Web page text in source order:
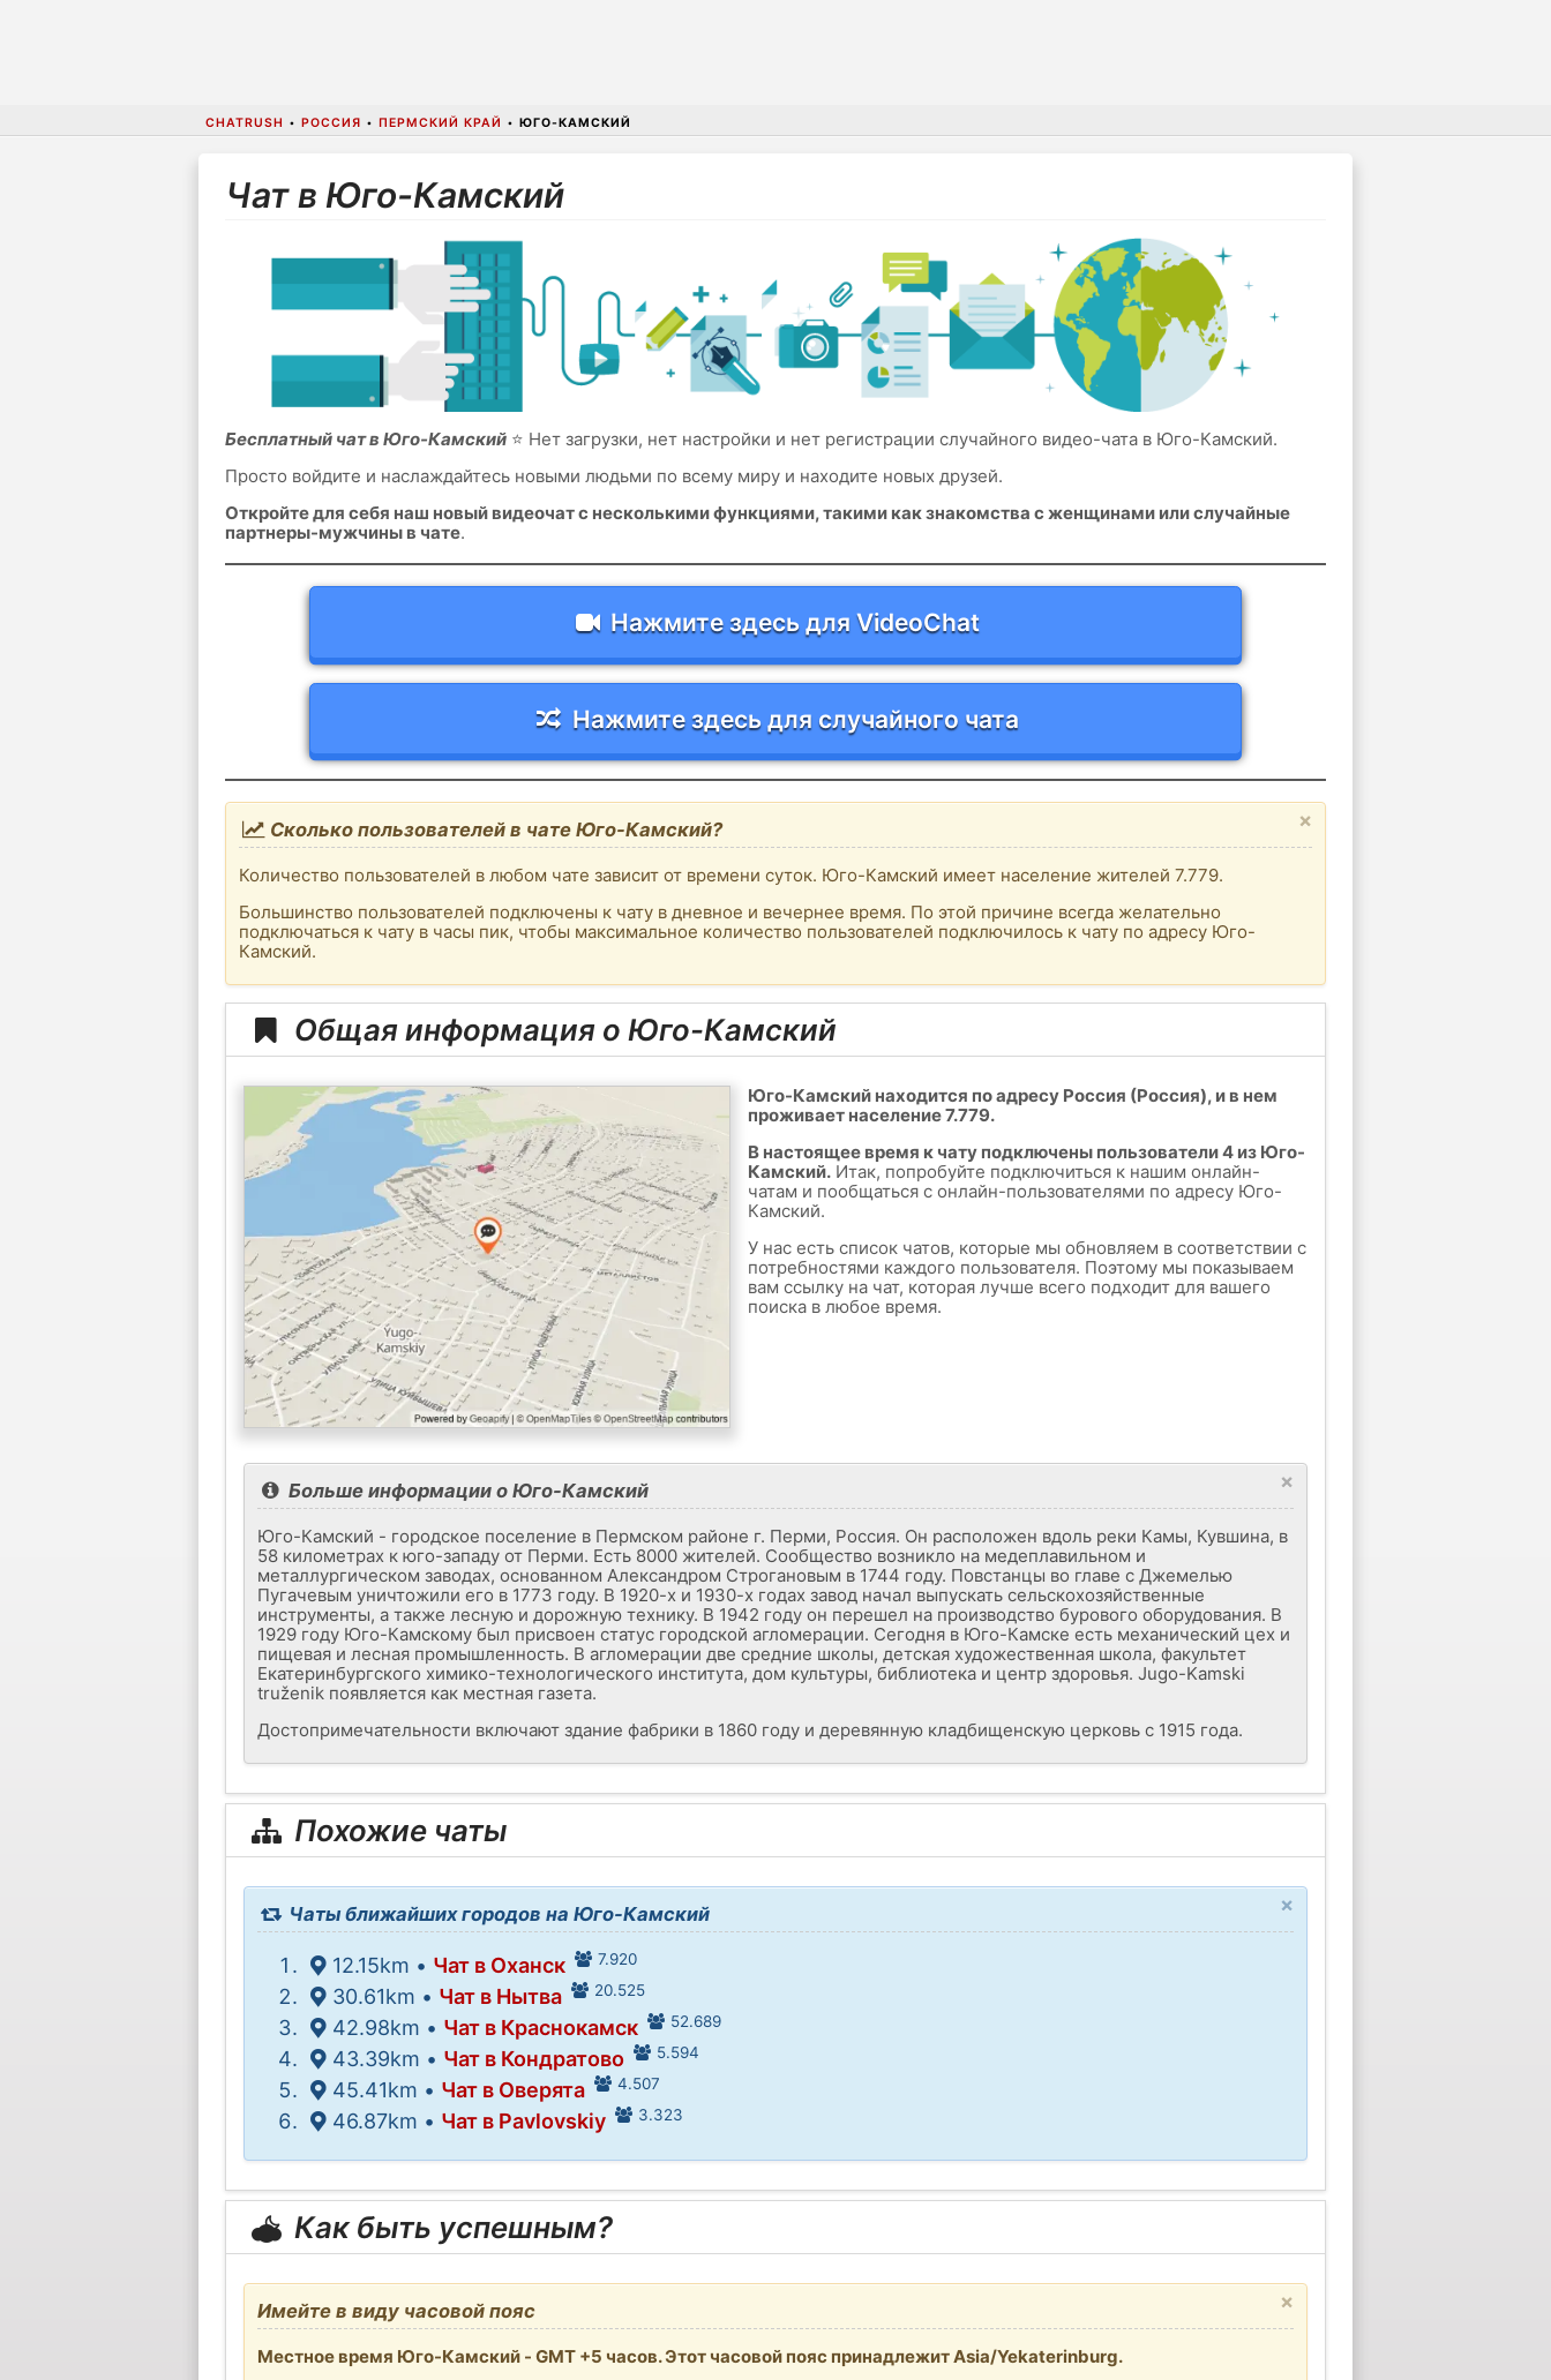
CHATRUSH • РОССИЯ • ПЕРМСКИЙ КРАЙ • ЮГО-КАМСКИЙ
Чат в Юго-Камский
Бесплатный чат в Юго-Камский⭐ Нет загрузки, нет настройки и нет регистрации случайного видео-чата в Юго-Камский.
Просто войдите и наслаждайтесь новыми людьми по всему миру и находите новых друзей.
Откройте для себя наш новый видеочат с несколькими функциями, такими как знакомства с женщинами или случайные
партнеры-мужчины в чате.
Нажмите здесь для VideoChat
Нажмите здесь для случайного чата
×
Сколько пользователей в чате Юго-Камский?
Количество пользователей в любом чате зависит от времени суток. Юго-Камский имеет население жителей 7.779.
Большинство пользователей подключены к чату в дневное и вечернее время. По этой причине всегда желательно
подключаться к чату в часы пик, чтобы максимальное количество пользователей подключилось к чату по адресу Юго-
Камский.
Общая информация о Юго-Камский
Юго-Камский находится по адресу Россия (Россия), и в нем
проживает население 7.779.
В настоящее время к чату подключены пользователи 4 из Юго-
Камский.Итак, попробуйте подключиться к нашим онлайн-
чатам и пообщаться с онлайн-пользователями по адресу Юго-
Камский.
У нас есть список чатов, которые мы обновляем в соответствии с
потребностями каждого пользователя. Поэтому мы показываем
вам ссылку на чат, которая лучше всего подходит для вашего
поиска в любое время.
×
Больше информации о Юго-Камский
Юго-Камский - городское поселение в Пермском районе г. Перми, Россия. Он расположен вдоль реки Камы, Кувшина, в
58 километрах к юго-западу от Перми. Есть 8000 жителей. Сообщество возникло на медеплавильном и
металлургическом заводах, основанном Александром Строгановым в 1744 году. Повстанцы во главе с Джемелью
Пугачевым уничтожили его в 1773 году. В 1920-х и 1930-х годах завод начал выпускать сельскохозяйственные
инструменты, а также лесную и дорожную технику. В 1942 году он перешел на производство бурового оборудования. В
1929 году Юго-Камскому был присвоен статус городской агломерации. Сегодня в Юго-Камске есть механический цех и
пищевая и лесная промышленность. В агломерации две средние школы, детская художественная школа, факультет
Екатеринбургского химико-технологического института, дом культуры, библиотека и центр здоровья. Jugo-Kamski
truženik появляется как местная газета.
Достопримечательности включают здание фабрики в 1860 году и деревянную кладбищенскую церковь с 1915 года.
Похожие чаты
×
Чаты ближайших городов на Юго-Камский
12.15km • Чат в Оханск 7.920
30.61km • Чат в Нытва 20.525
42.98km • Чат в Краснокамск 52.689
43.39km • Чат в Кондратово 5.594
45.41km • Чат в Оверята 4.507
46.87km • Чат в Pavlovskiy 3.323
Как быть успешным?
×
Имейте в виду часовой пояс
Местное время Юго-Камский - GMT +5 часов. Этот часовой пояс принадлежит Asia/Yekaterinburg.